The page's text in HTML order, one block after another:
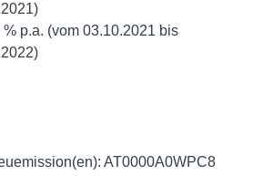
p.a. (vom 03.10.2021 bis
AT0000A0WPC8